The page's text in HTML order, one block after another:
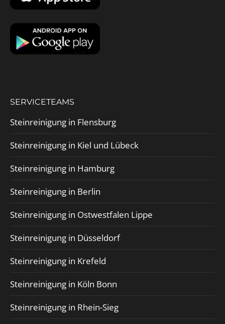
SERVICETEAMS
Steinreinigung in Flensburg
Steinreinigung in Kiel und Lübeck
Steinreinigung in Hamburg
Steinreinigung in Berlin
Steinreinigung in Ostwestfalen Lippe
Steinreinigung in Düsseldorf
Steinreinigung in Krefeld
Steinreinigung in Köln Bonn
Steinreinigung in Rhein-Sieg